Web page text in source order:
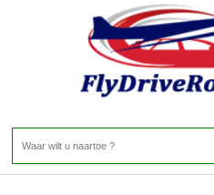
Indonesie -
Home>Indonesie>Bali>
LOVINA